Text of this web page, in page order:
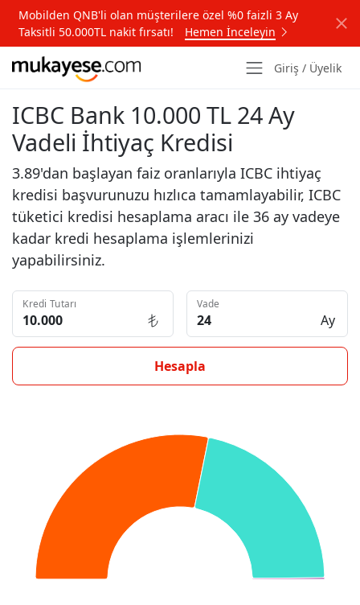
Mobilden QNB'li olan müşterilere özel %0 faizli 3 Ay
Taksitli 50.000TL nakit fırsatı!
Hemen İnceleyin
Giriş / Üyelik
ICBC Bank 10.000 TL 24 Ay
Vadeli İhtiyaç Kredisi
3.89'dan başlayan faiz oranlarıyla ICBC ihtiyaç
kredisi başvurunuzu hızlıca tamamlayabilir, ICBC
tüketici kredisi hesaplama aracı ile 36 ay vadeye
kadar kredi hesaplama işlemlerinizi
yapabilirsiniz.
Kredi Tutarı Vade
Ay
Hesapla